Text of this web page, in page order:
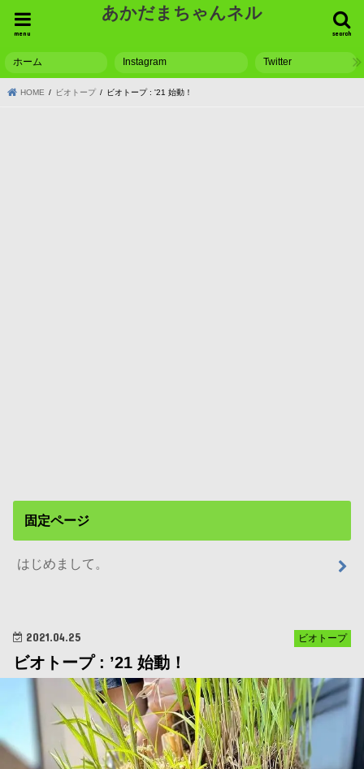
あかだまちゃんネル
search
menu
ホーム Instagram Twitter
HOME ビオトープ ビオトープ : '21 始動！
固定ページ
はじめまして。
ビオトープ
2021.04.25
ビオトープ : ’21 始動！